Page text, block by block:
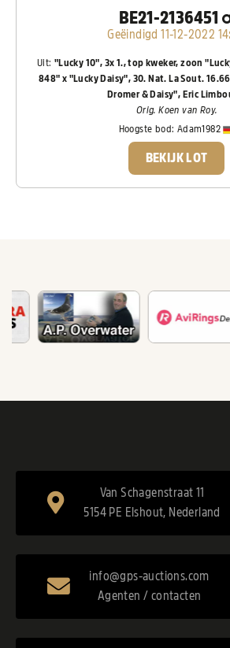
BE21-2136451
Geëindigd 11-12-2022
Uit: "Lucky 10", 3x 1., top kweker, zoon
848" x "Lucky Daisy", 30. Nat. La Sout.
Dromer & Daisy", Eric
Orig. Koen van Roy.
Hoogste bod: Adam1982
BEKIJK LOT
Van Schagenstraat 11
5154 PE Elshout, Nederland
info@gps-auctions.com
Agenten / contacten